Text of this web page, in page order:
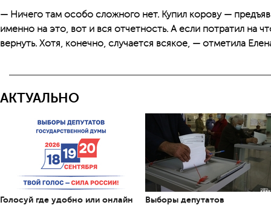
— Ничего там особо сложного нет. Купил корову —
именно на это, вот и вся отчетность. А если потратил на
вернуть. Хотя, конечно, случается всякое, — отметила
АКТУАЛЬНО
Голосуй где удобно или онлайн
Выборы депутатов